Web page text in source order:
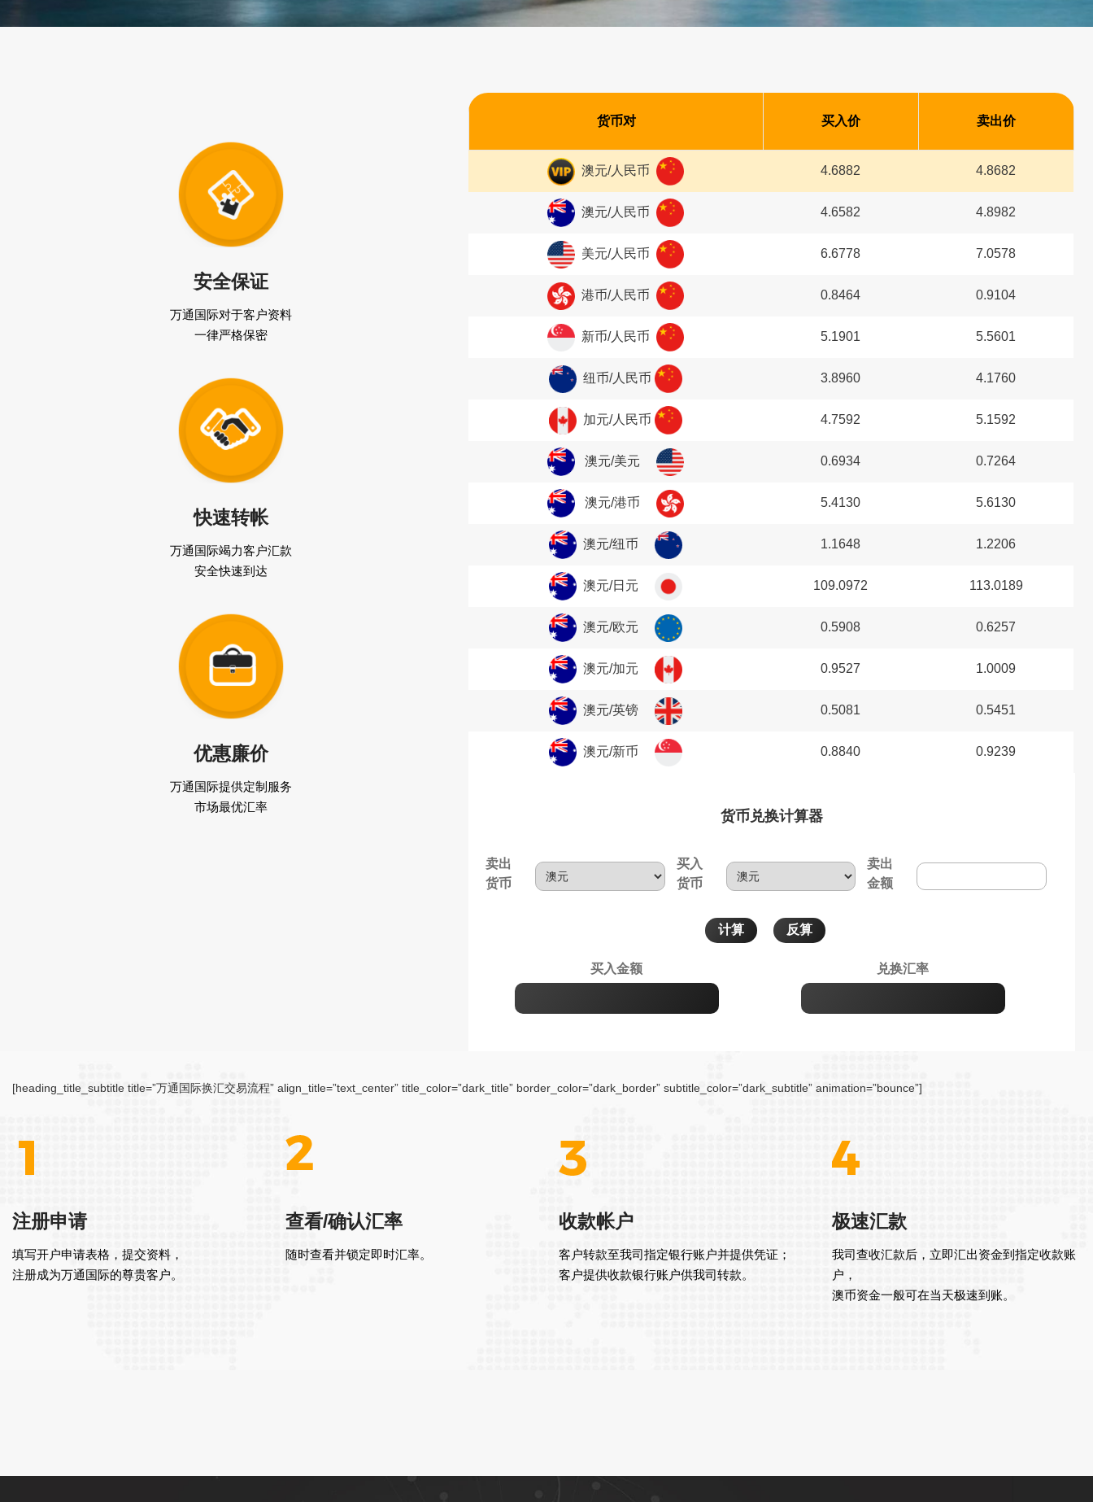
安全保证
万通国际对于客户资料
一律严格保密
快速转帐
万通国际竭力客户汇款
安全快速到达
优惠廉价
万通国际提供定制服务
市场最优汇率
货币对 买入价 卖出价
澳元/人民币 4.6882 4.8682
澳元/人民币 4.6582 4.8982
美元/人民币 6.6778 7.0578
港币/人民币 0.8464 0.9104
新币/人民币 5.1901 5.5601
纽币/人民币 3.8960 4.1760
加元/人民币 4.7592 5.1592
澳元/美元 0.6934 0.7264
澳元/港币 5.4130 5.6130
澳元/纽币 1.1648 1.2206
澳元/日元 109.0972 113.0189
澳元/欧元 0.5908 0.6257
澳元/加元 0.9527 1.0009
澳元/英镑 0.5081 0.5451
澳元/新币 0.8840 0.9239
货币兑换计算器
卖出
货币
买入
货币
卖出
金额
买入金额 兑换汇率
[heading_title_subtitle title=”万通国际换汇交易流程” align_title=”text_center” title_color=”dark_title” border_color=”dark_border” subtitle_color=”dark_subtitle” animation=”bounce”]
注册申请
填写开户申请表格，提交资料，
注册成为万通国际的尊贵客户。
查看/确认汇率
随时查看并锁定即时汇率。
收款帐户
客户转款至我司指定银行账户并提供凭证；
客户提供收款银行账户供我司转款。
极速汇款
我司查收汇款后，立即汇出资金到指定收款账
户，
澳币资金一般可在当天极速到账。